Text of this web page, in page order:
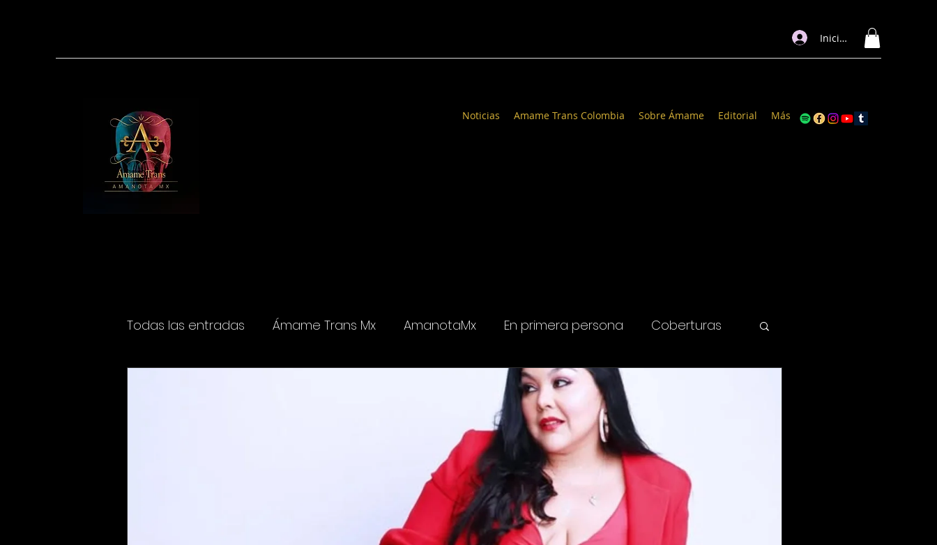
Iniciar sesión
Noticias Amame Trans Colombia Sobre Ámame Editorial Más
Todas las entradas Ámame Trans Mx AmanotaMx En primera persona Coberturas
Ámame Trans Colombia